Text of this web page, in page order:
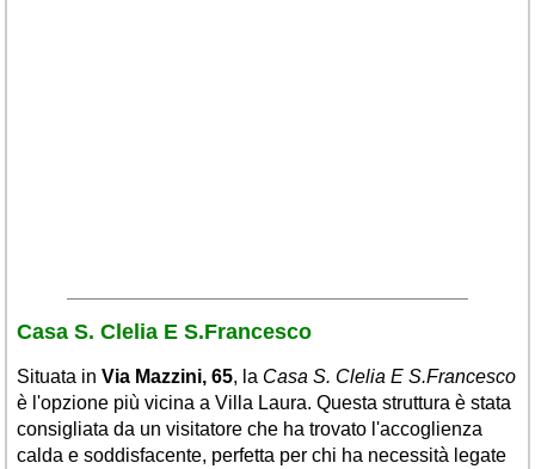
Casa S. Clelia E S.Francesco
Situata in Via Mazzini, 65, la Casa S. Clelia E S.Francesco
è l'opzione più vicina a Villa Laura. Questa struttura è stata
consigliata da un visitatore che ha trovato l'accoglienza
calda e soddisfacente, perfetta per chi ha necessità legate